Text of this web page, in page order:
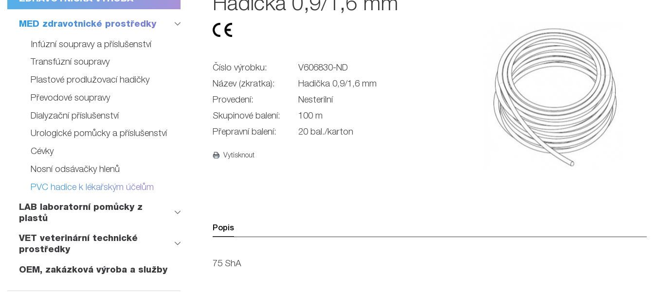
MED zdravotnické prostředky
Infúzní soupravy a příslušenství
Transfúzní soupravy
Plastové prodlužovací hadičky
Převodové soupravy
Dialyzační příslušenství
Urologické pomůcky a příslušenství
Cévky
Nosní odsávačky hlenů
PVC hadice k lékařským účelům
LAB laboratorní pomůcky z
plastů
VET veterinární technické
prostředky
OEM, zakázková výroba a služby
Číslo výrobku:
V606830-ND
Název (zkratka):
Hadička 0,9/1,6 mm
Provedení:
Nesterilní
Skupinové balení:
100 m
Přepravní balení:
20 bal./karton
Vytisknout
Popis
75 ShA